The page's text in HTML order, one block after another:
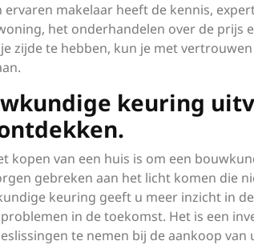
ervaren makelaar heeft de kennis,
het onderhandelen over de prijs
zijde te hebben, kun je met
keuring
kopen van een huis is om een
gebreken aan het licht komen die
keuring geeft u meer inzicht in
in de toekomst. Het is een
te nemen bij de aankoop van